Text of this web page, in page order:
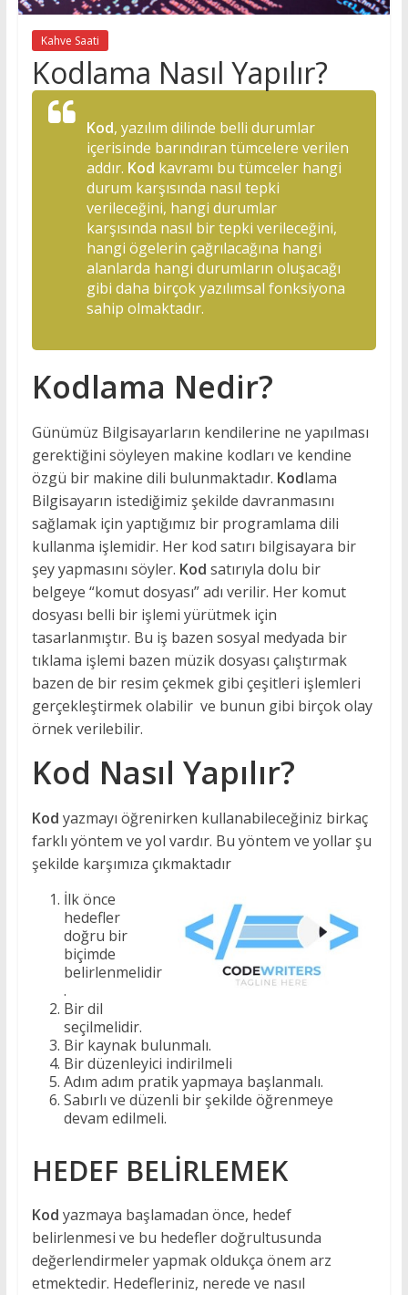
Kahve Saati
Kodlama Nasıl Yapılır?
Kod, yazılım dilinde belli durumlar
içerisinde barındıran tümcelere verilen
addır. Kod kavramı bu tümceler hangi
durum karşısında nasıl tepki
verileceğini, hangi durumlar
karşısında nasıl bir tepki verileceğini,
hangi ögelerin çağrılacağına hangi
alanlarda hangi durumların oluşacağı
gibi daha birçok yazılımsal fonksiyona
sahip olmaktadır.
Kodlama Nedir?
Günümüz Bilgisayarların kendilerine ne yapılması
gerektiğini söyleyen makine kodları ve kendine
özgü bir makine dili bulunmaktadır. Kodlama
Bilgisayarın istediğimiz şekilde davranmasını
sağlamak için yaptığımız bir programlama dili
kullanma işlemidir. Her kod satırı bilgisayara bir
şey yapmasını söyler. Kod satırıyla dolu bir
belgeye “komut dosyası” adı verilir. Her komut
dosyası belli bir işlemi yürütmek için
tasarlanmıştır. Bu iş bazen sosyal medyada bir
tıklama işlemi bazen müzik dosyası çalıştırmak
bazen de bir resim çekmek gibi çeşitleri işlemleri
gerçekleştirmek olabilir ve bunun gibi birçok olay
örnek verilebilir.
Kod Nasıl Yapılır?
Kod yazmayı öğrenirken kullanabileceğiniz birkaç
farklı yöntem ve yol vardır. Bu yöntem ve yollar şu
şekilde karşımıza çıkmaktadır
İlk önce
hedefler
doğru bir
biçimde
belirlenmelidir
.
Bir dil
seçilmelidir.
Bir kaynak bulunmalı.
Bir düzenleyici indirilmeli
Adım adım pratik yapmaya başlanmalı.
Sabırlı ve düzenli bir şekilde öğrenmeye
devam edilmeli.
HEDEF BELİRLEMEK
Kod yazmaya başlamadan önce, hedef
belirlenmesi ve bu hedefler doğrultusunda
değerlendirmeler yapmak oldukça önem arz
etmektedir. Hedefleriniz, nerede ve nasıl